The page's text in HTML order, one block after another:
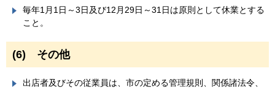
毎年1月1日～3日及び12月29日～31日は原則として休業とする
こと。
(6) その他
出店者及びその従業員は、市の定める管理規則、関係諸法令、